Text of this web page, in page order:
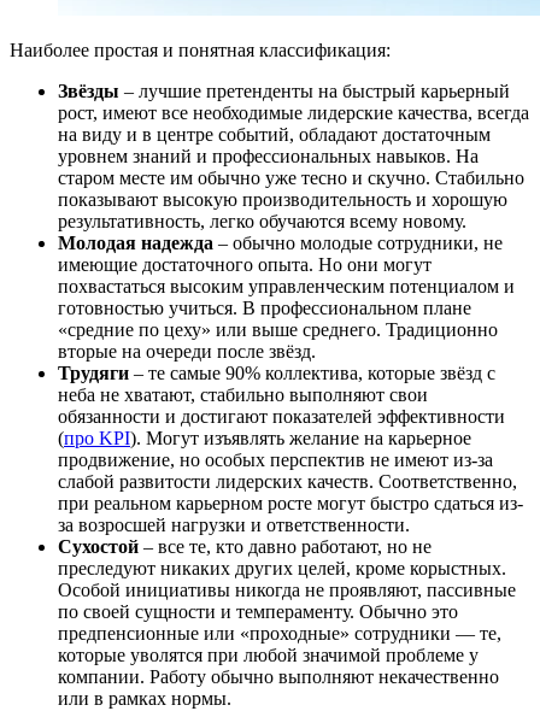
Наиболее простая и понятная классификация:
Звёзды – лучшие претенденты на быстрый карьерный
рост, имеют все необходимые лидерские качества, всегда
на виду и в центре событий, обладают достаточным
уровнем знаний и профессиональных навыков. На
старом месте им обычно уже тесно и скучно. Стабильно
показывают высокую производительность и хорошую
результативность, легко обучаются всему новому.
Молодая надежда – обычно молодые сотрудники, не
имеющие достаточного опыта. Но они могут
похвастаться высоким управленческим потенциалом и
готовностью учиться. В профессиональном плане
«средние по цеху» или выше среднего. Традиционно
вторые на очереди после звёзд.
Трудяги – те самые 90% коллектива, которые звёзд с
неба не хватают, стабильно выполняют свои
обязанности и достигают показателей эффективности
(про KPI). Могут изъявлять желание на карьерное
продвижение, но особых перспектив не имеют из-за
слабой развитости лидерских качеств. Соответственно,
при реальном карьерном росте могут быстро сдаться из-
за возросшей нагрузки и ответственности.
Сухостой – все те, кто давно работают, но не
преследуют никаких других целей, кроме корыстных.
Особой инициативы никогда не проявляют, пассивные
по своей сущности и темпераменту. Обычно это
предпенсионные или «проходные» сотрудники — те,
которые уволятся при любой значимой проблеме у
компании. Работу обычно выполняют некачественно
или в рамках нормы.